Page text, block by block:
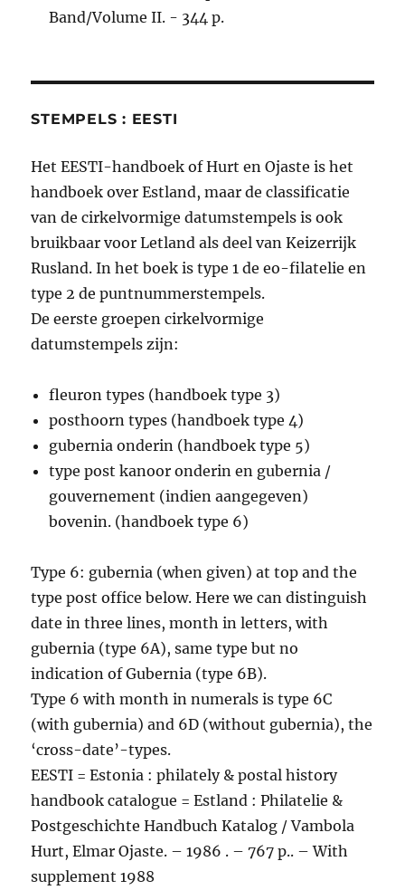
Band/Volume II. - 344 p.
STEMPELS : EESTI
Het EESTI-handboek of Hurt en Ojaste is het
handboek over Estland, maar de classificatie
van de cirkelvormige datumstempels is ook
bruikbaar voor Letland als deel van Keizerrijk
Rusland. In het boek is type 1 de eo-filatelie en
type 2 de puntnummerstempels.
De eerste groepen cirkelvormige
datumstempels zijn:
fleuron types (handboek type 3)
posthoorn types (handboek type 4)
gubernia onderin (handboek type 5)
type post kanoor onderin en gubernia /
gouvernement (indien aangegeven)
bovenin. (handboek type 6)
Type 6: gubernia (when given) at top and the
type post office below. Here we can distinguish
date in three lines, month in letters, with
gubernia (type 6A), same type but no
indication of Gubernia (type 6B).
Type 6 with month in numerals is type 6C
(with gubernia) and 6D (without gubernia), the
‘cross-date’-types.
EESTI = Estonia : philately & postal history
handbook catalogue = Estland : Philatelie &
Postgeschichte Handbuch Katalog / Vambola
Hurt, Elmar Ojaste. – 1986 . – 767 p.. – With
supplement 1988